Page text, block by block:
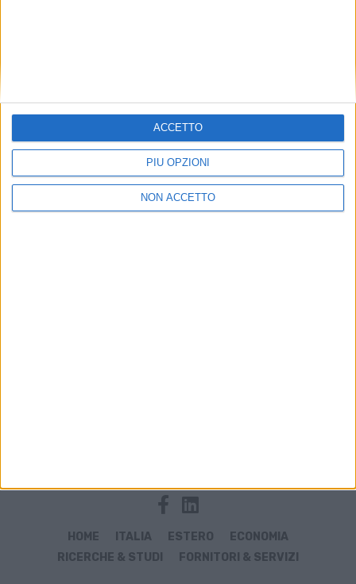
PIÙ OPZIONI
NON ACCETTO
ACCETTO
HOME ITALIA ESTERO
ECONOMIA
RICERCHE & STUDI
FORNITORI & SERVIZI